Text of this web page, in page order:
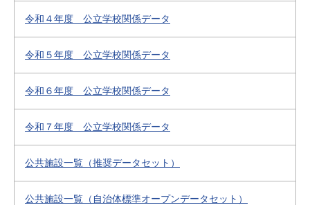
令和４年度 公立学校関係データ
令和５年度 公立学校関係データ
令和６年度 公立学校関係データ
令和７年度 公立学校関係データ
公共施設一覧（推奨データセット）
公共施設一覧（自治体標準オープンデータセット）